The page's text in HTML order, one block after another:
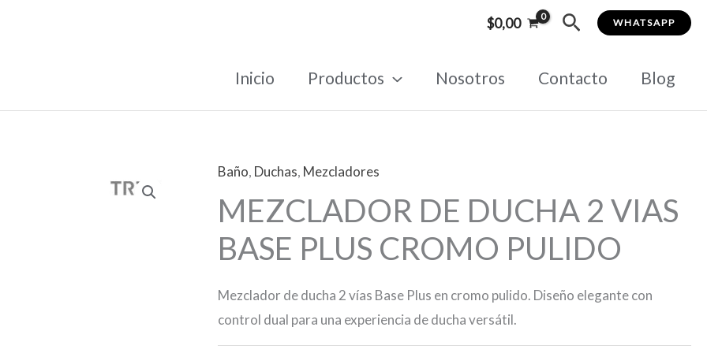
$0,00 BuscarWHATSAPP
Inicio Productos Nosotros Contacto Blog
Baño, Duchas, Mezcladores
MEZCLADOR DE DUCHA 2 VIAS
BASE PLUS CROMO PULIDO
Mezclador de ducha 2 vías Base Plus en cromo pulido. Diseño elegante con
control dual para una experiencia de ducha versátil.